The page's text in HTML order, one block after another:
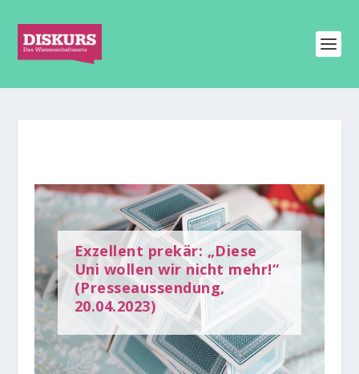
Exzellent prekär: „Diese
Uni wollen wir nicht mehr!“
(Presseaussendung,
20.04.2023)